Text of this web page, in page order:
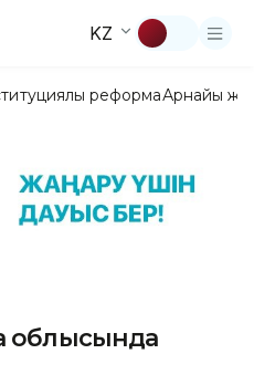
KZ
реформаАрнайы
облысында